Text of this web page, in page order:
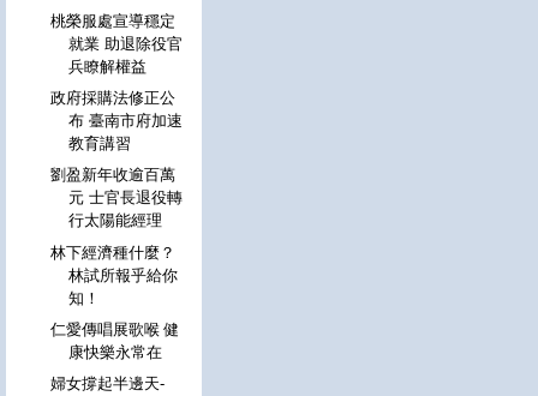
桃榮服處宣導穩定
就業 助退除役官
兵瞭解權益
政府採購法修正公
布 臺南市府加速
教育講習
劉盈新年收逾百萬
元 士官長退役轉
行太陽能經理
林下經濟種什麼？
林試所報乎給你
知！
仁愛傳唱展歌喉 健
康快樂永常在
婦女撐起半邊天-